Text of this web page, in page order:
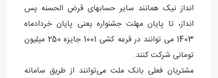
انداز نیک همانند سایر حسابهای قرض الحسنه پس
انداز، تا پایان مهلت جشنواره یعنی پایان خردادماه
1403 می توانند در قرعه کشی 1001 جایزه 250 میلیون
تومانی شرکت کنند.
مشتریان فعلی بانک ملت می‌توانند از طریق سامانه